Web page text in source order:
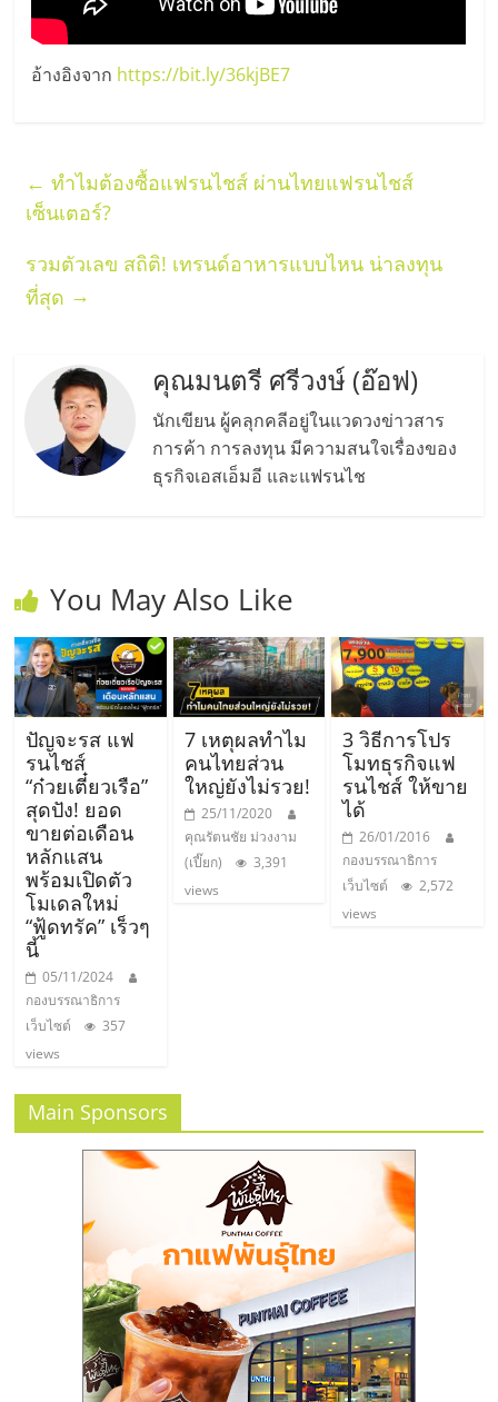
อ้างอิงจาก https://bit.ly/36kjBE7
← ทำไมต้องซื้อแฟรนไชส์ ผ่านไทยแฟรนไชส์
เซ็นเตอร์?
รวมตัวเลข สถิติ! เทรนด์อาหารแบบไหน น่าลงทุน
ที่สุด →
คุณมนตรี ศรีวงษ์ (อ๊อฟ)
นักเขียน ผู้คลุกคลีอยู่ในแวดวงข่าวสาร
การค้า การลงทุน มีความสนใจเรื่องของ
ธุรกิจเอสเอ็มอี และแฟรนไช
You May Also Like
ปัญจะรส แฟ
รนไชส์
“ก๋วยเตี๋ยวเรือ”
สุดปัง! ยอด
ขายต่อเดือน
หลักแสน
พร้อมเปิดตัว
โมเดลใหม่
“ฟู้ดทรัค” เร็วๆ
นี้
05/11/2024
กองบรรณาธิการ
เว็บไซต์
357
views
7 เหตุผลทำไม
คนไทยส่วน
ใหญ่ยังไม่รวย!
25/11/2020
คุณรัตนชัย ม่วงงาม
(เปี๊ยก)
3,391
views
3 วิธีการโปร
โมทธุรกิจแฟ
รนไชส์ ให้ขาย
ได้
26/01/2016
กองบรรณาธิการ
เว็บไซต์
2,572
views
Main Sponsors